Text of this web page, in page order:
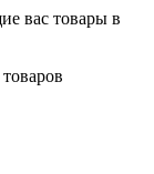
вас товары в